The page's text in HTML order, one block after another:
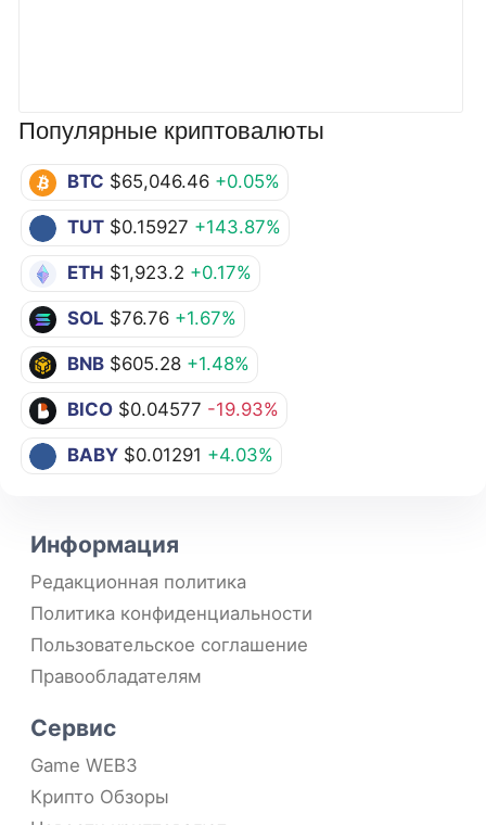
Популярные криптовалюты
BTC $65,046.46 +0.05%
TUT $0.15927 +143.87%
ETH $1,923.2 +0.17%
SOL $76.76 +1.67%
BNB $605.28 +1.48%
BICO $0.04577 -19.93%
BABY $0.01291 +4.03%
Информация
Редакционная политика
Политика конфиденциальности
Пользовательское соглашение
Правообладателям
Сервис
Game WEB3
Крипто Обзоры